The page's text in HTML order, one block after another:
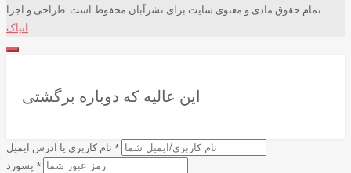
تمام حقوق مادی و معنوی سایت برای نشرآبان محفوظ است. طراحی و اجرا
انیاک
این عالیه که دوباره برگشتی
*
*